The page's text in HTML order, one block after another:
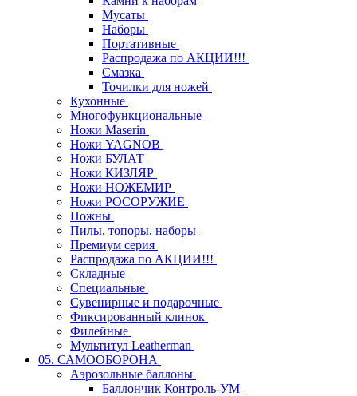
Мусаты
Наборы
Портативные
Распродажа по АКЦИИ!!!
Смазка
Точилки для ножей
Кухонные
Многофункциональные
Ножи Maserin
Ножи YAGNOB
Ножи БУЛАТ
Ножи КИЗЛЯР
Ножи НОЖЕМИР
Ножи РОСОРУЖИЕ
Ножны
Пилы, топоры, наборы
Премиум серия
Распродажа по АКЦИИ!!!
Складные
Специальные
Сувенирные и подарочные
Фиксированный клинок
Филейные
Мультитул Leatherman
05. САМООБОРОНА
Аэрозольные баллоны
Баллончик Контроль-УМ